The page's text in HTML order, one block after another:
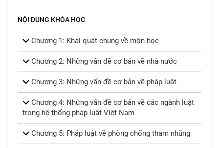
NỘI DUNG KHÓA HỌC
Chương 1: Khái quát chung về môn học
Chương 2: Những vấn đề cơ bản về nhà nước
Chương 3: Những vấn đề cơ bản về pháp luật
Chương 4: Những vấn đề cơ bản về các ngành luật
trong hệ thống pháp luật Việt Nam
Chương 5: Pháp luật về phòng chống tham nhũng